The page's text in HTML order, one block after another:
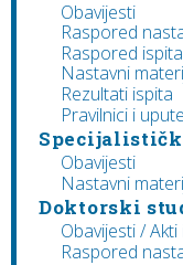
Obavijesti
Raspored
Raspored ispita
Nastavni
Rezultati ispita
Pravilnici i upute
Obavijesti
Nastavni
Doktorski
Obavijesti /
Raspored